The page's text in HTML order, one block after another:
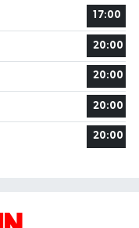
17:00
20:00
20:00
20:00
20:00